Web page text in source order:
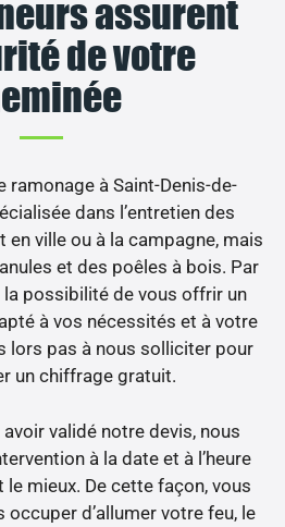
assurent
de votre
ramonage à Saint-Denis-de-
dans l’entretien des
en ville ou à la campagne, mais
et des poêles à bois. Par
la possibilité de vous offrir un
à vos nécessités et à votre
lors pas à nous solliciter pour
un chiffrage gratuit.
validé notre devis, nous
à la date et à l’heure
mieux. De cette façon, vous
occuper d’allumer votre feu, le